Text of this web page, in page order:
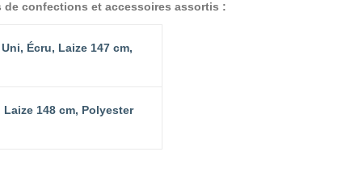
confections et accessoires assortis :
Écru, Laize 147 cm,
148 cm, Polyester